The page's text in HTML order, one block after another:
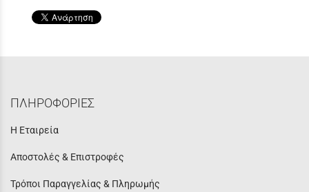
ΠΛΗΡΟΦΟΡΙΕΣ
Η Εταιρεία
Αποστολές & Επιστροφές
Τρόποι Παραγγελίας & Πληρωμής